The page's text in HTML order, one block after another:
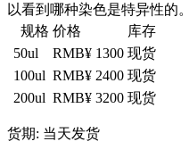
以看到哪种染色是特异性的。
规格 价格
库存
50ul
RMB¥ 1300 现货
100ul RMB¥ 2400 现货
200ul RMB¥ 3200 现货
货期: 当天发货